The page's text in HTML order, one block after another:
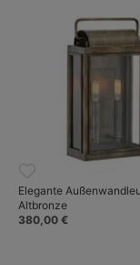
Wohnraumleuchten
Elegante
Altbronze
380,00 €